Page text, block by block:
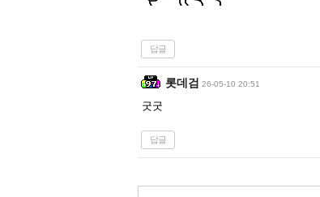
답글
롯데검 26-05-10 20:51
굿굿
답글